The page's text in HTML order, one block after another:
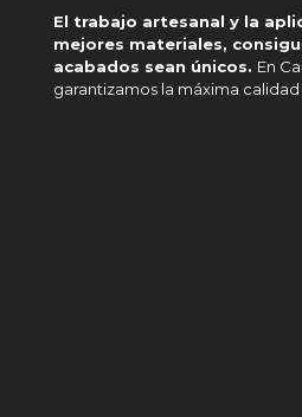
El trabajo artesanal y la
mejores materiales,
acabados sean únicos. En
garantizamos la máxima